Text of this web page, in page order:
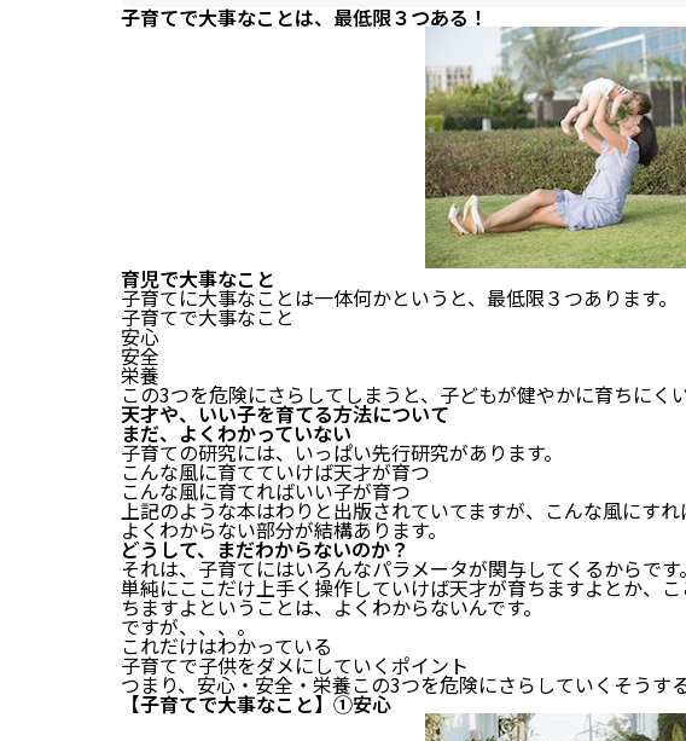
子育てで大事なことは、最低限３つある！
育児で大事なこと
子育てに大事なことは一体何かというと、最低限３つあります。
子育てで大事なこと
安心
安全
栄養
この3つを危険にさらしてしまうと、子どもが健やかに育ちにく
天才や、いい子を育てる方法について
まだ、よくわかっていない
子育ての研究には、いっぱい先行研究があります。
こんな風に育てていけば天才が育つ
こんな風に育てればいい子が育つ
上記のような本はわりと出版されていてますが、こんな風にす
よくわからない部分が結構あります。
どうして、まだわからないのか？
それは、子育てにはいろんなパラメータが関与してくるからです。
単純にここだけ上手く操作していけば天才が育ちますよとか、
ちますよということは、よくわからないんです。
ですが、、、。
これだけはわかっている
子育てで子供をダメにしていくポイント
つまり、安心・安全・栄養この3つを危険にさらしていくそうす
【子育てで大事なこと】①安心